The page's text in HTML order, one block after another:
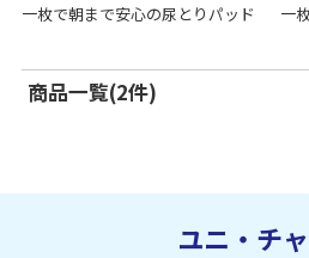
一枚で朝まで安心の尿とりパッド 一
商品一覧(2件)
ユニ・チ